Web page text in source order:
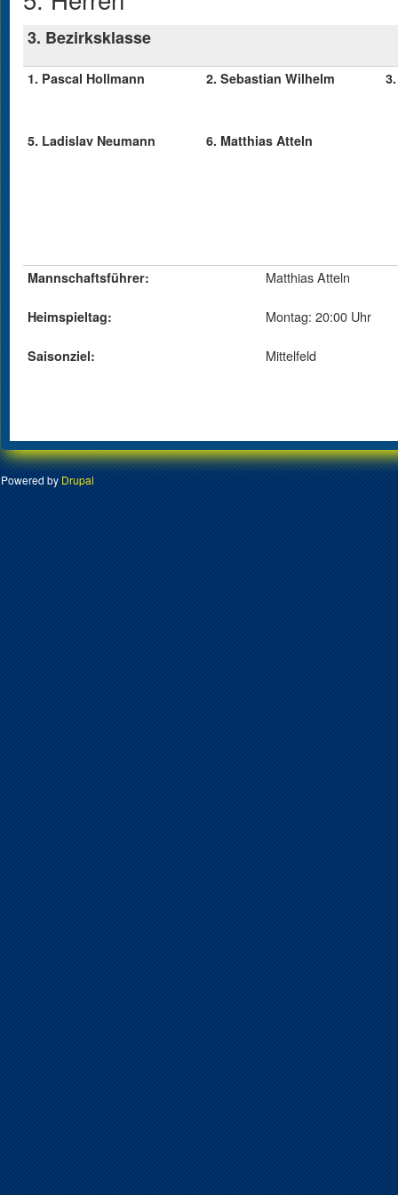
3. Bezirksklasse
1. Pascal Hollmann 2. Sebastian Wilhelm
5. Ladislav Neumann 6. Matthias Atteln
Mannschaftsführer: Matthias Atteln
Heimspieltag: Montag: 20:00 Uhr
Saisonziel: Mittelfeld
Powered by Drupal